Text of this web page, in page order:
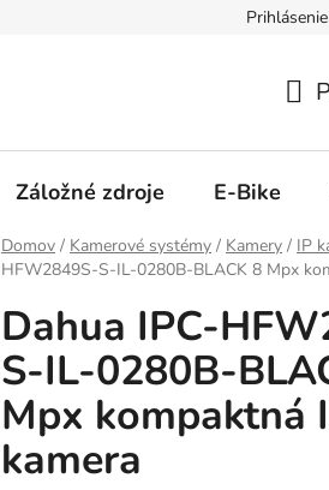
Prihlásenie
Záložné zdroje E-Bike
Domov / Kamerové systémy / Kamery / IP
HFW2849S-S-IL-0280B-BLACK 8 Mpx
Dahua IPC-
S-IL-0280B-
Mpx kompaktná
kamera